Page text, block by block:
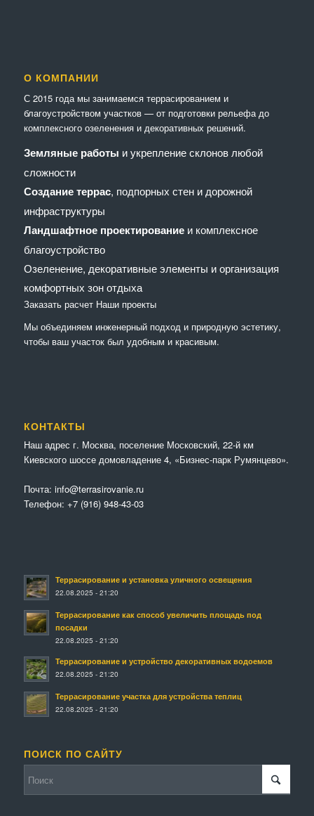
О КОМПАНИИ
С 2015 года мы занимаемся террасированием и
благоустройством участков — от подготовки рельефа до
комплексного озеленения и декоративных решений.
Земляные работы и укрепление склонов любой
сложности
Создание террас, подпорных стен и дорожной
инфраструктуры
Ландшафтное проектированиеи комплексное
благоустройство
Озеленение, декоративные элементы и организация
комфортных зон отдыха
Заказать расчет Наши проекты
Мы объединяем инженерный подход и природную эстетику,
чтобы ваш участок был удобным и красивым.
КОНТАКТЫ
Наш адрес г. Москва, поселение Московский, 22-й км
Киевского шоссе домовладение 4, «Бизнес-парк Румянцево».
Почта: info@terrasirovanie.ru
Телефон: +7 (916) 948-43-03
Террасирование и установка уличного освещения
22.08.2025 - 21:20
Террасирование как способ увеличить площадь под
посадки
22.08.2025 - 21:20
Террасирование и устройство декоративных водоемов
22.08.2025 - 21:20
Террасирование участка для устройства теплиц
22.08.2025 - 21:20
ПОИСК ПО САЙТУ